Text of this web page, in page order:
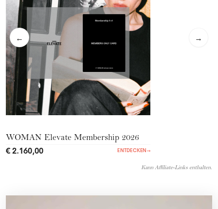
← →
WOMAN Elevate Membership 2026
€ 2.160,00 ENTDECKEN→
Kann Affiliate-Links enthalten.